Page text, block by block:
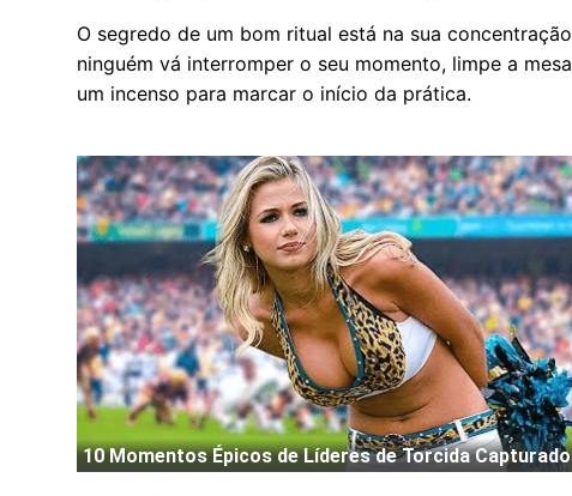
O segredo de um bom ritual está na sua
ninguém vá interromper o seu momento, limpe a
um incenso para marcar o início da prática.